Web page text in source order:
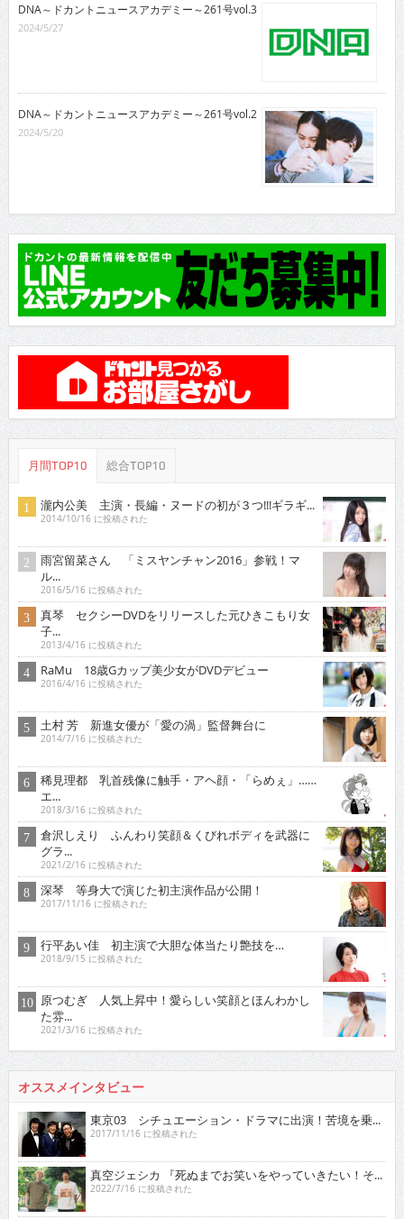
DNA～ドカントニュースアカデミー～261号vol.3
2024/5/27
DNA～ドカントニュースアカデミー～261号vol.2
2024/5/20
月間TOP10 総合TOP10
瀧内公美 主演・長編・ヌードの初が３つ!!!ギラギ...
2014/10/16 に投稿された
雨宮留菜さん 「ミスヤンチャン2016」参戦！マ
ル...
2016/5/16 に投稿された
真琴 セクシーDVDをリリースした元ひきこもり女
子...
2013/4/16 に投稿された
RaMu 18歳Gカップ美少女がDVDデビュー
2016/4/16 に投稿された
土村 芳 新進女優が「愛の渦」監督舞台に
2014/7/16 に投稿された
稀見理都 乳首残像に触手・アヘ顔・「らめぇ」……
エ...
2018/3/16 に投稿された
倉沢しえり ふんわり笑顔＆くびれボディを武器に
グラ...
2021/2/16 に投稿された
深琴 等身大で演じた初主演作品が公開！
2017/11/16 に投稿された
行平あい佳 初主演で大胆な体当たり艶技を…
2018/9/15 に投稿された
原つむぎ 人気上昇中！愛らしい笑顔とほんわかし
た雰...
2021/3/16 に投稿された
オススメインタビュー
東京03 シチュエーション・ドラマに出演！苦境を乗...
2017/11/16 に投稿された
真空ジェシカ 『死ぬまでお笑いをやっていきたい！そ...
2022/7/16 に投稿された